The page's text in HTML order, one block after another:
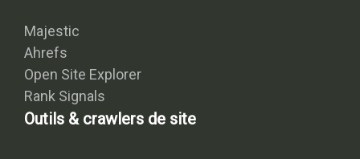
Majestic
Ahrefs
Open Site Explorer
Rank Signals
Outils & crawlers de site